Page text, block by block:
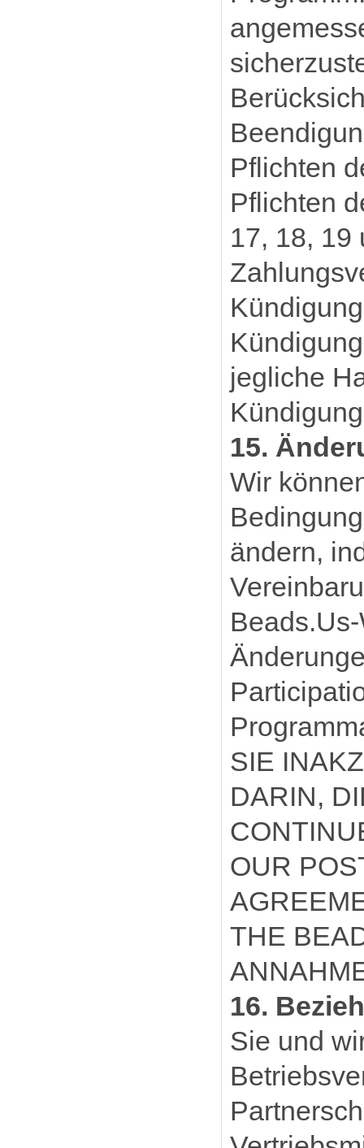
Pflichten
Pflichten
17, 18, 19
jegliche
15.
Wir
ändern,
SIE
DARIN,
OUR
THE
16.
Sie und